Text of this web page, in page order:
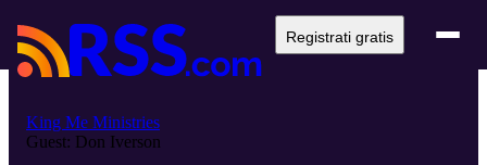
Registrati gratis
King Me Ministries
Guest: Don Iverson